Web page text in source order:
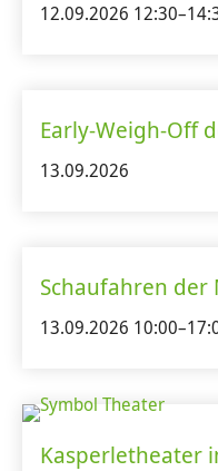
12.09.2026
Early-Weigh-Off
13.09.2026
Schaufahren der
13.09.2026
Kasperletheater